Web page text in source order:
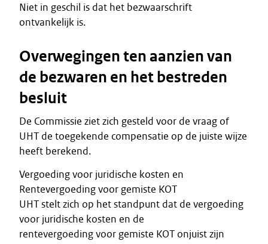
Niet in geschil is dat het bezwaarschrift
ontvankelijk is.
Overwegingen ten aanzien van
de bezwaren en het bestreden
besluit
De Commissie ziet zich gesteld voor de vraag of
UHT de toegekende compensatie op de juiste wijze
heeft berekend.
Vergoeding voor juridische kosten en
Rentevergoeding voor gemiste KOT
UHT stelt zich op het standpunt dat de vergoeding
voor juridische kosten en de
rentevergoeding voor gemiste KOT onjuist zijn